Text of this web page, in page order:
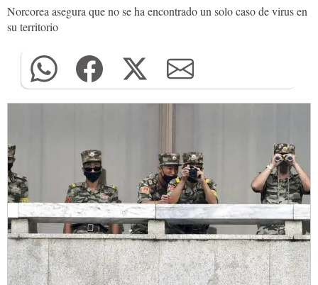
Norcorea asegura que no se ha encontrado un solo caso de virus en
su territorio